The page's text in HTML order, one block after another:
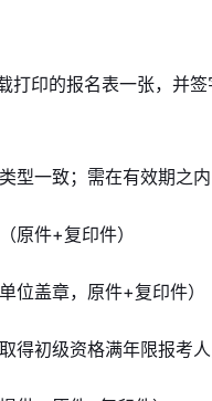
打印的报名表一张，并
型一致；需在有效期之内
原件+复印件）
位盖章，原件+复印件）
初级资格满年限报考人